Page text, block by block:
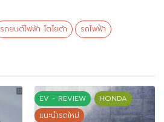
รถยนต์ไฟฟ้า โตโยต้า รถไฟฟ้า
EV - REVIEW
HONDA
แนะนำรถใหม่